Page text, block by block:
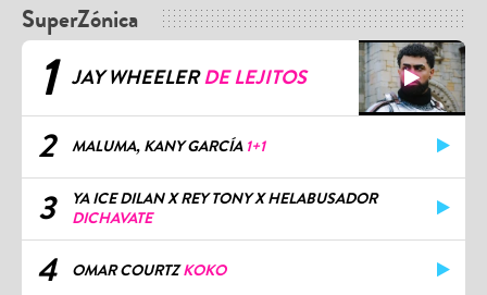
SuperZónica
1 JAY WHEELERDE LEJITOS
2 MALUMA, KANY GARCÍA 1+1
3
YA ICE DILAN X REY TONY X HELABUSADOR
DICHAVATE
4 OMAR COURTZKOKO